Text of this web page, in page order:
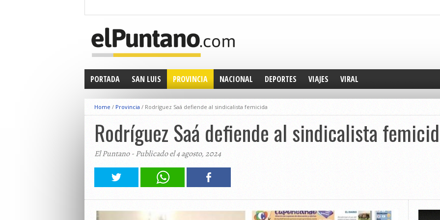
PORTADA SAN LUIS PROVINCIA NACIONAL DEPORTES VIAJES VIRAL
Home / Provincia / Rodríguez Saá defiende al sindicalista femicida
Rodríguez Saá defiende al sindicalista
El Puntano - Publicado el 4 agosto, 2024